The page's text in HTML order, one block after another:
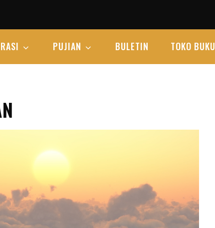
PUJIAN BULETIN TOKO BUKU